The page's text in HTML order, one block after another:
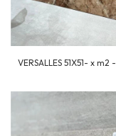
VERSALLES 51X51- x m2 -